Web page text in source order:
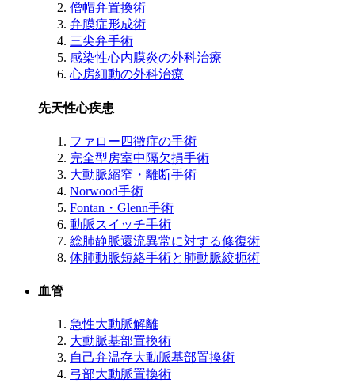
僧帽弁置換術
弁膜症形成術
三尖弁手術
感染性心内膜炎の外科治療
心房細動の外科治療
先天性心疾患
ファロー四徴症の手術
完全型房室中隔欠損手術
大動脈縮窄・離断手術
Norwood手術
Fontan・Glenn手術
動脈スイッチ手術
総肺静脈還流異常に対する修復術
体肺動脈短絡手術と肺動脈絞扼術
血管
急性大動脈解離
大動脈基部置換術
自己弁温存大動脈基部置換術
弓部大動脈置換術